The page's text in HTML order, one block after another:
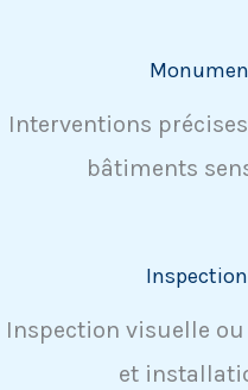
Interventions
bâtiments
Inspection visuelle
et